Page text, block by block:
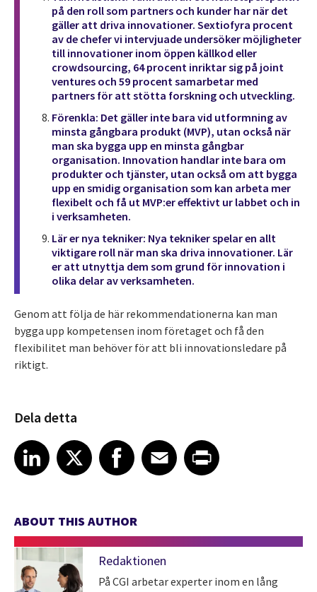
på den roll som partners och kunder har när det
gäller att driva innovationer. Sextiofyra procent
av de chefer vi intervjuade undersöker möjligheter
till innovationer inom öppen källkod eller
crowdsourcing, 64 procent inriktar sig på joint
ventures och 59 procent samarbetar med
partners för att stötta forskning och utveckling.
Förenkla: Det gäller inte bara vid utformning av
minsta gångbara produkt (MVP), utan också när
man ska bygga upp en minsta gångbar
organisation. Innovation handlar inte bara om
produkter och tjänster, utan också om att bygga
upp en smidig organisation som kan arbeta mer
flexibelt och få ut MVP:er effektivt ur labbet och in
i verksamheten.
Lär er nya tekniker: Nya tekniker spelar en allt
viktigare roll när man ska driva innovationer. Lär
er att utnyttja dem som grund för innovation i
olika delar av verksamheten.
Genom att följa de här rekommendationerna kan man
bygga upp kompetensen inom företaget och få den
flexibilitet man behöver för att bli innovationsledare på
riktigt.
Dela detta
Share article on LinkedIn
LinkedIn
Share article on XShare article on Facebook
Facebook
Share article on Email
EmailShare article on Print
ABOUT THIS AUTHOR
Redaktionen
På CGI arbetar experter inom en lång